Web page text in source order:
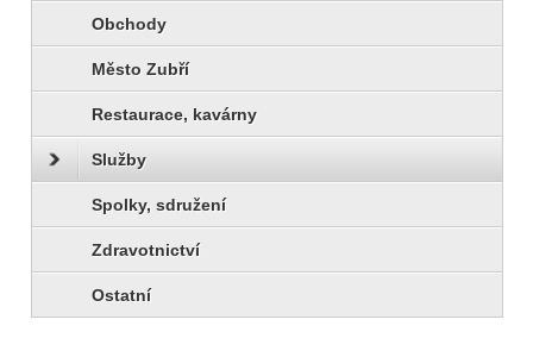
Obchody
Město Zubří
Restaurace, kavárny
Služby
Spolky, sdružení
Zdravotnictví
Ostatní